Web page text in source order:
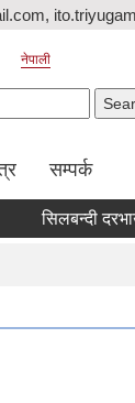
नेपाली
सम्पर्क
सिलबन्दी